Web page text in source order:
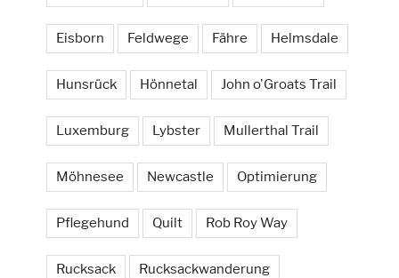
Eisborn Feldwege Fähre Helmsdale
Hunsrück Hönnetal John o'Groats Trail
Luxemburg Lybster Mullerthal Trail
Möhnesee Newcastle Optimierung
Pflegehund Quilt Rob Roy Way
Rucksack Rucksackwanderung